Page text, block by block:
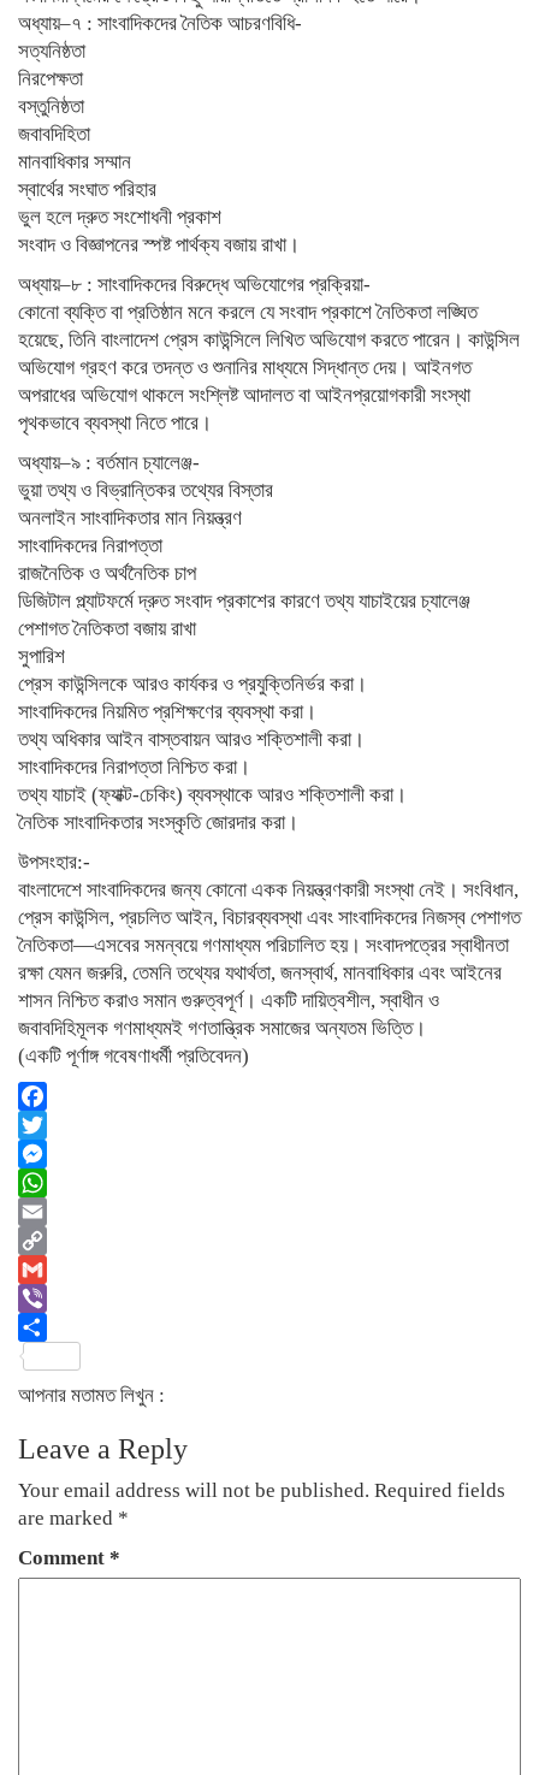
অধ্যায়–৭ : সাংবাদিকদের নৈতিক আচরণবিধি-
সত্যনিষ্ঠতা
নিরপেক্ষতা
বস্তুনিষ্ঠতা
জবাবদিহিতা
মানবাধিকার সম্মান
স্বার্থের সংঘাত পরিহার
ভুল হলে দ্রুত সংশোধনী প্রকাশ
সংবাদ ও বিজ্ঞাপনের স্পষ্ট পার্থক্য বজায় রাখা।
অধ্যায়–৮ : সাংবাদিকদের বিরুদ্ধে অভিযোগের প্রক্রিয়া-
কোনো ব্যক্তি বা প্রতিষ্ঠান মনে করলে যে সংবাদ প্রকাশে নৈতিকতা লঙ্ঘিত
হয়েছে, তিনি বাংলাদেশ প্রেস কাউন্সিলে লিখিত অভিযোগ করতে পারেন। কাউন্সিল
অভিযোগ গ্রহণ করে তদন্ত ও শুনানির মাধ্যমে সিদ্ধান্ত দেয়। আইনগত
অপরাধের অভিযোগ থাকলে সংশ্লিষ্ট আদালত বা আইনপ্রয়োগকারী সংস্থা
পৃথকভাবে ব্যবস্থা নিতে পারে।
অধ্যায়–৯ : বর্তমান চ্যালেঞ্জ-
ভুয়া তথ্য ও বিভ্রান্তিকর তথ্যের বিস্তার
অনলাইন সাংবাদিকতার মান নিয়ন্ত্রণ
সাংবাদিকদের নিরাপত্তা
রাজনৈতিক ও অর্থনৈতিক চাপ
ডিজিটাল প্ল্যাটফর্মে দ্রুত সংবাদ প্রকাশের কারণে তথ্য যাচাইয়ের চ্যালেঞ্জ
পেশাগত নৈতিকতা বজায় রাখা
সুপারিশ
প্রেস কাউন্সিলকে আরও কার্যকর ও প্রযুক্তিনির্ভর করা।
সাংবাদিকদের নিয়মিত প্রশিক্ষণের ব্যবস্থা করা।
তথ্য অধিকার আইন বাস্তবায়ন আরও শক্তিশালী করা।
সাংবাদিকদের নিরাপত্তা নিশ্চিত করা।
তথ্য যাচাই (ফ্যাক্ট-চেকিং) ব্যবস্থাকে আরও শক্তিশালী করা।
নৈতিক সাংবাদিকতার সংস্কৃতি জোরদার করা।
উপসংহার:-
বাংলাদেশে সাংবাদিকদের জন্য কোনো একক নিয়ন্ত্রণকারী সংস্থা নেই। সংবিধান,
প্রেস কাউন্সিল, প্রচলিত আইন, বিচারব্যবস্থা এবং সাংবাদিকদের নিজস্ব পেশাগত
নৈতিকতা—এসবের সমন্বয়ে গণমাধ্যম পরিচালিত হয়। সংবাদপত্রের স্বাধীনতা
রক্ষা যেমন জরুরি, তেমনি তথ্যের যথার্থতা, জনস্বার্থ, মানবাধিকার এবং আইনের
শাসন নিশ্চিত করাও সমান গুরুত্বপূর্ণ। একটি দায়িত্বশীল, স্বাধীন ও
জবাবদিহিমূলক গণমাধ্যমই গণতান্ত্রিক সমাজের অন্যতম ভিত্তি।
(একটি পূর্ণাঙ্গ গবেষণাধর্মী প্রতিবেদন)
Facebook
Twitter
Messenger
WhatsApp
Email
Copy
Link
Gmail
Viber
আপনার মতামত লিখুন :
Leave a Reply
Your email address will not be published. Required fields
are marked *
Comment *